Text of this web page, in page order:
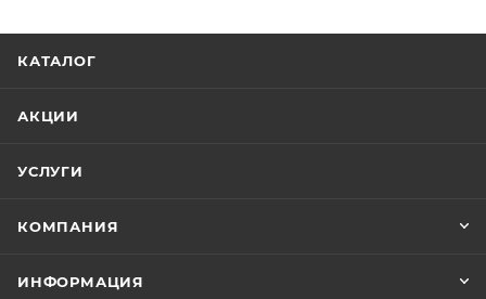
КАТАЛОГ
АКЦИИ
УСЛУГИ
КОМПАНИЯ
ИНФОРМАЦИЯ